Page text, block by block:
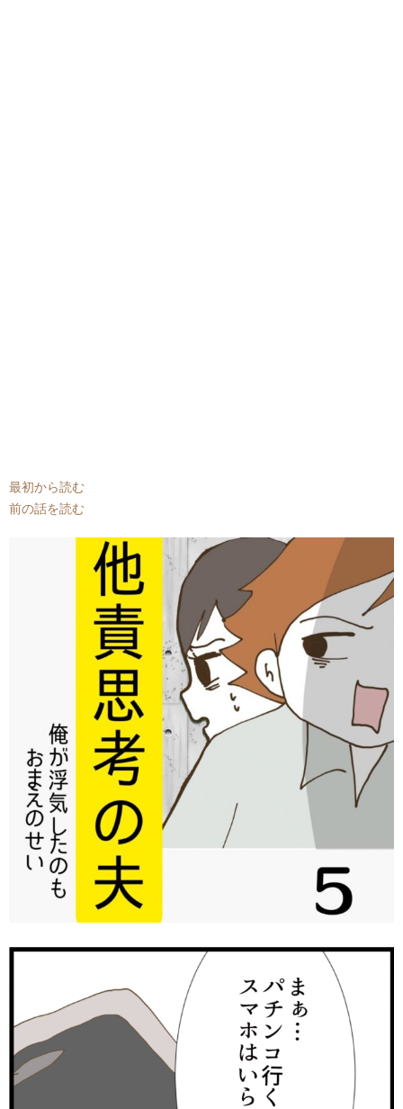
最初から読む
前の話を読む